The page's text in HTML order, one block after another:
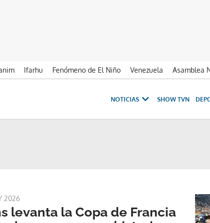
Ifarhu Fenómeno de El Niño Venezuela Asamblea
NOTICIAS SHOW TVN
2026
levanta la Copa de Francia